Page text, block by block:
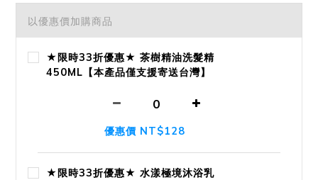
以優惠價加購商品
★限時33折優惠★ 茶樹精油洗髮精
450ML【本產品僅支援寄送台灣】
優惠價 NT$128
★限時33折優惠★ 水漾極境沐浴乳